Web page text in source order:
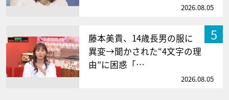
2026.08.05
5
藤本美貴、14歳長男の服に
異変→聞かされた“4文字の理
由”に困惑「…
2026.08.05